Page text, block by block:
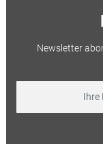
Newsletter